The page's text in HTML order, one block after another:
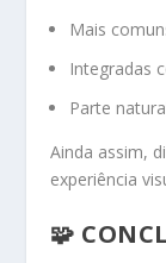
Mais
Integradas
Parte
Ainda assim,
experiência
🧩